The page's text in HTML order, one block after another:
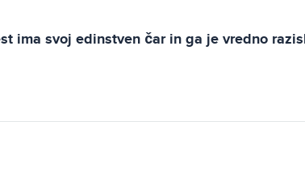
ima svoj edinstven čar in ga je vredno